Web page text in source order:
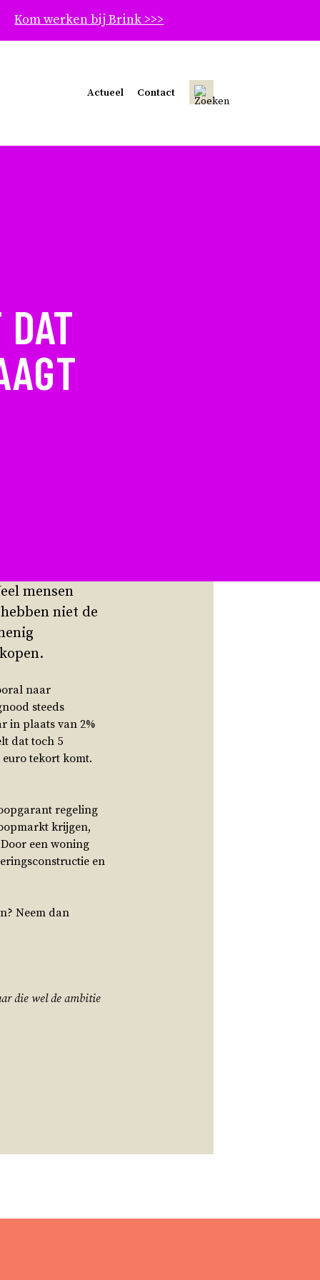
Kom werken bij Brink >>>
Actueel Contact
mensen
niet de
naar
steeds
in plaats van 2%
dat toch 5
tekort komt.
regeling
krijgen,
een woning
en
Neem dan
die wel de ambitie